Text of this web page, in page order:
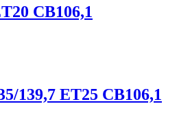
CB106,1
139,7 ET25 CB106,1